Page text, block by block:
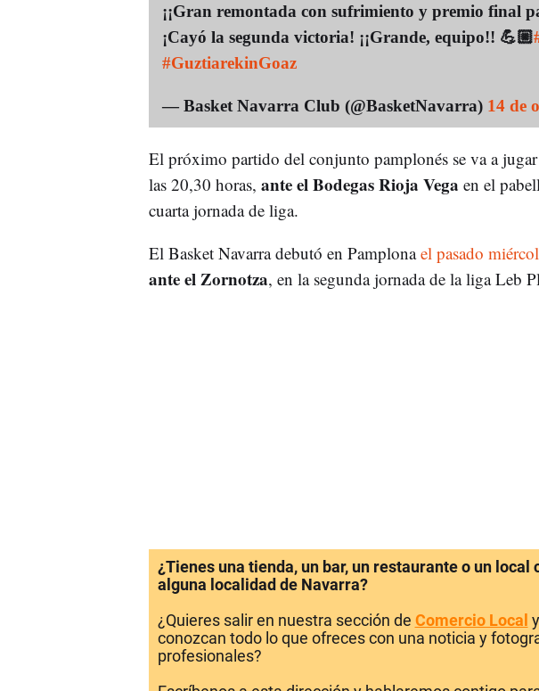
¡¡Gran remontada con sufrimiento y premio final
¡Cayó la segunda victoria! ¡¡Grande, equipo!! 💪🏼
#GuztiarekinGoaz
— Basket Navarra Club (@BasketNavarra) 14 de
El próximo partido del conjunto pamplonés se va a
las 20,30 horas, ante el Bodegas Rioja Vega en el
cuarta jornada de liga.
El Basket Navarra debutó en Pamplonael pasado
ante el Zornotza, en la segunda jornada de la liga Leb
¿Tienes una tienda, un bar, un restaurante o un
alguna localidad de Navarra?
¿Quieres salir en nuestra sección de Comercio Local
conozcan todo lo que ofreces con una noticia y
profesionales?